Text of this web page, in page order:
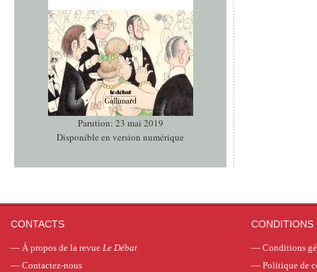
Parution: 23 mai 2019
Disponible en version numérique
CONTACTS
— À propos de la revue Le Débat
— Contactez-nous
CONDITIONS
— Conditions
— Politique de